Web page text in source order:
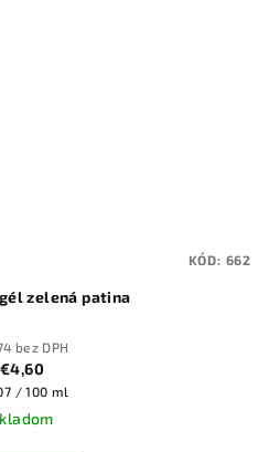
zelená patina
bez DPH
€4,60
/ 100 ml
KÓD: 662